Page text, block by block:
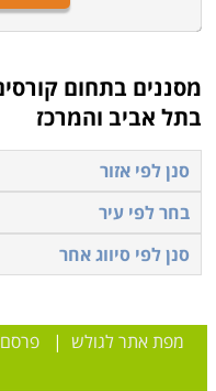
מסננים בתחום
בתל אביב והמרכז
סנן לפי אזור
בחר לפי עיר
סנן לפי סיווג אחר
מפת אתר לגולש |